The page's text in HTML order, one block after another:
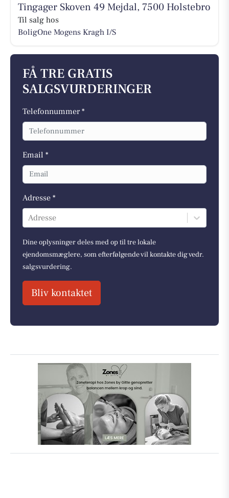
Tingager Skoven 49 Mejdal, 7500 Holstebro
Til salg hos
BoligOne Mogens Kragh I/S
FÅ TRE GRATIS
SALGSVURDERINGER
Telefonnummer *
Email *
Adresse *
Adresse
Dine oplysninger deles med op til tre lokale
ejendomsmæglere, som efterfølgende vil kontakte dig vedr.
salgsvurdering.
Bliv kontaktet